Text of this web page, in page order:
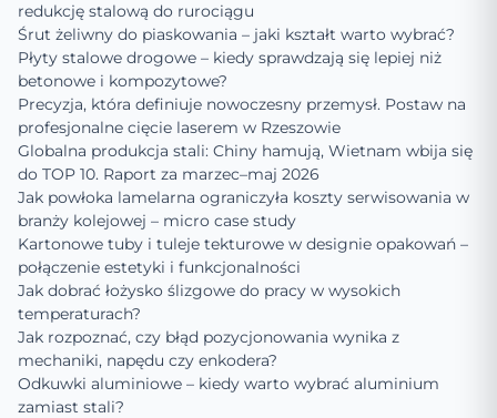
redukcję stalową do rurociągu
Śrut żeliwny do piaskowania – jaki kształt warto wybrać?
Płyty stalowe drogowe – kiedy sprawdzają się lepiej niż
betonowe i kompozytowe?
Precyzja, która definiuje nowoczesny przemysł. Postaw na
profesjonalne cięcie laserem w Rzeszowie
Globalna produkcja stali: Chiny hamują, Wietnam wbija się
do TOP 10. Raport za marzec–maj 2026
Jak powłoka lamelarna ograniczyła koszty serwisowania w
branży kolejowej – micro case study
Kartonowe tuby i tuleje tekturowe w designie opakowań –
połączenie estetyki i funkcjonalności
Jak dobrać łożysko ślizgowe do pracy w wysokich
temperaturach?
Jak rozpoznać, czy błąd pozycjonowania wynika z
mechaniki, napędu czy enkodera?
Odkuwki aluminiowe – kiedy warto wybrać aluminium
zamiast stali?